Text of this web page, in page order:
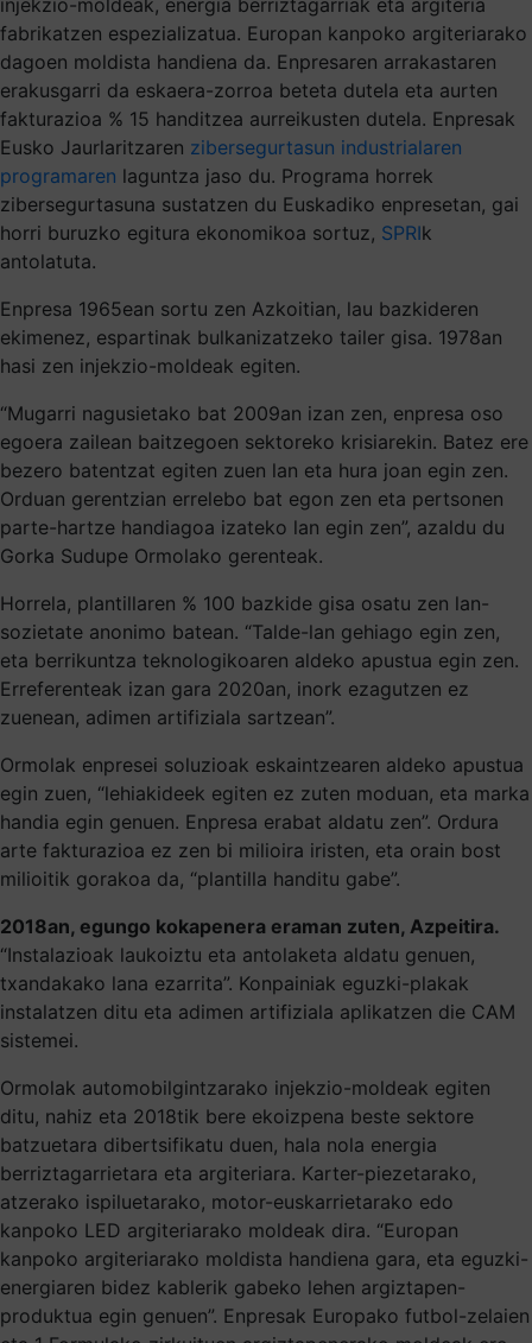
fabrikatzen espezializatua. Europan kanpoko argiteriarako
dagoen moldista handiena da. Enpresaren arrakastaren
erakusgarri da eskaera-zorroa beteta dutela eta aurten
fakturazioa % 15 handitzea aurreikusten dutela. Enpresak
Eusko Jaurlaritzaren zibersegurtasun industrialaren
programaren laguntza jaso du. Programa horrek
zibersegurtasuna sustatzen du Euskadiko enpresetan, gai
horri buruzko egitura ekonomikoa sortuz, SPRIk
antolatuta.
Enpresa 1965ean sortu zen Azkoitian, lau bazkideren
ekimenez, espartinak bulkanizatzeko tailer gisa. 1978an
hasi zen injekzio-moldeak egiten.
“Mugarri nagusietako bat 2009an izan zen, enpresa oso
egoera zailean baitzegoen sektoreko krisiarekin. Batez ere
bezero batentzat egiten zuen lan eta hura joan egin zen.
Orduan gerentzian errelebo bat egon zen eta pertsonen
parte-hartze handiagoa izateko lan egin zen”, azaldu du
Gorka Sudupe Ormolako gerenteak.
Horrela, plantillaren % 100 bazkide gisa osatu zen lan-
sozietate anonimo batean. “Talde-lan gehiago egin zen,
eta berrikuntza teknologikoaren aldeko apustua egin zen.
Erreferenteak izan gara 2020an, inork ezagutzen ez
zuenean, adimen artifiziala sartzean”.
Ormolak enpresei soluzioak eskaintzearen aldeko apustua
egin zuen, “lehiakideek egiten ez zuten moduan, eta marka
handia egin genuen. Enpresa erabat aldatu zen”. Ordura
arte fakturazioa ez zen bi milioira iristen, eta orain bost
milioitik gorakoa da, “plantilla handitu gabe”.
2018an, egungo kokapenera eraman zuten, Azpeitira.
“Instalazioak laukoiztu eta antolaketa aldatu genuen,
txandakako lana ezarrita”. Konpainiak eguzki-plakak
instalatzen ditu eta adimen artifiziala aplikatzen die CAM
sistemei.
Ormolak automobilgintzarako injekzio-moldeak egiten
ditu, nahiz eta 2018tik bere ekoizpena beste sektore
batzuetara dibertsifikatu duen, hala nola energia
berriztagarrietara eta argiteriara. Karter-piezetarako,
atzerako ispiluetarako, motor-euskarrietarako edo
kanpoko LED argiteriarako moldeak dira. “Europan
kanpoko argiteriarako moldista handiena gara, eta eguzki-
energiaren bidez kablerik gabeko lehen argiztapen-
produktua egin genuen”. Enpresak Europako futbol-zelaien